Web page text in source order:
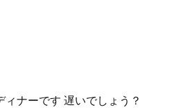
ナーです 遅いでしょう？